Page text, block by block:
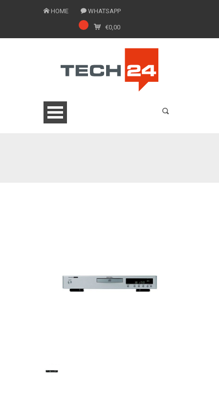
HOME WHATSAPP
€0,00
CATALOGO ONLINE